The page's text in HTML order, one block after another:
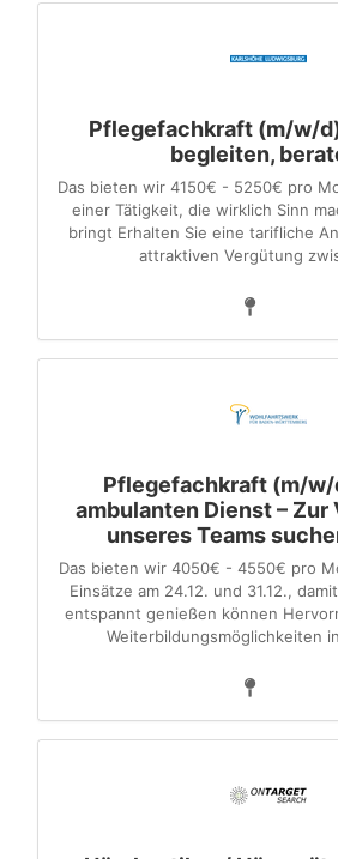
Pflegefachkraft (m/w/
begleiten,
Das bieten wir 4150€ - 5250€ pro
einer Tätigkeit, die wirklich Sinn
bringt Erhalten Sie eine tarifliche
attraktiven Vergütung
Pflegefachkraft (m/w/
ambulanten Dienst – Zur
unseres Teams
Das bieten wir 4050€ - 4550€ pro
Einsätze am 24.12. und 31.12.,
entspannt genießen können
Weiterbildungsmöglichkeiten